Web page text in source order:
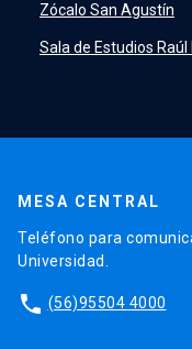
Zócalo San Agustín
Sala de Estudios Raúl
MESA CENTRAL
Teléfono para
Universidad.
phone (56)95504 4000